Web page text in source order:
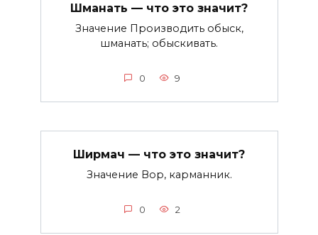
Шманать — что это значит?
Значение Производить обыск,
шманать; обыскивать.
0 9
Ширмач — что это значит?
Значение Вор, карманник.
0 2